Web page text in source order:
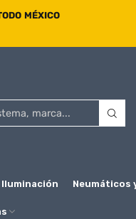
MÉXICO
Iluminación Neumáticos